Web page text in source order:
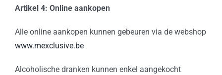
Artikel 4: Online aankopen
Alle online aankopen kunnen gebeuren via de webshop
www.mexclusive.be
Alcoholische dranken kunnen enkel aangekocht